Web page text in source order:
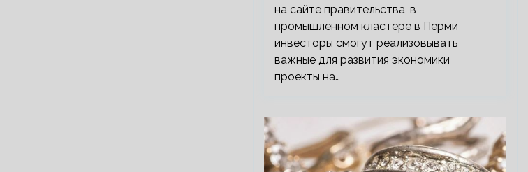
на сайте правительства, в
промышленном кластере в Перми
инвесторы смогут реализовывать
важные для развития экономики
проекты на…